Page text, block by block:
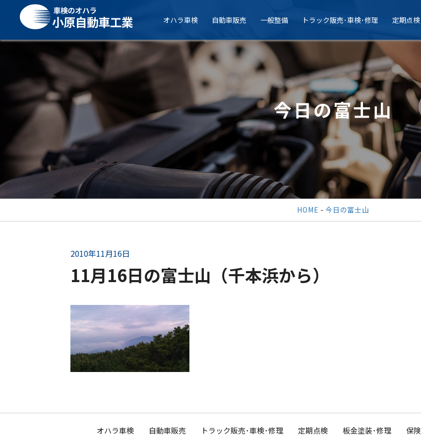
オハラ車検 自動車販売 一般整備 トラック販売･車検･修理 定期点検
今日の富士山
HOME -今日の富士山
2010年11月16日
11月16日の富士山（千本浜から）
オハラ車検 自動車販売 トラック販売･車検･修理 定期点検 板金塗装･修理 保険